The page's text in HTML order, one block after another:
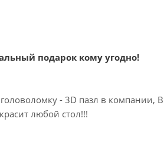
подарок кому угодно!
- 3D пазл в компании,
любой стол!!!